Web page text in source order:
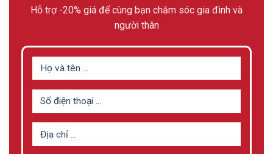
Hỗ trợ -20% giá để cùng bạn chăm sóc gia đình và
người thân